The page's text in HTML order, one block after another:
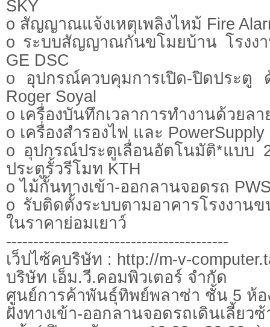
SKY
o สัญญาณแจ้งเหตุเพลิงไหม้ Fire
o ระบบสัญญาณกันขโมยบ้าน โรงง
GE DSC
o อุปกรณ์ควบคุมการเปิด-ปิดประตู
Roger Soyal
o เครื่องบันทึกเวลาการทำงานด้วยล
o เครื่องสำรองไฟ และ
o อุปกรณ์ประตูเลื่อนอัตโนมัติ*แบบ
ประตูรั้วรีโมท KTH
o ไม้กั้นทางเข้า-ออกลานจอดรถ
o รับติดตั้งระบบตามอาคารโรงงาน
ในราคาย่อมเยาว์
-----------------------------------------
เว็ปไซ้คบริษัท : http://m-v-
บริษัท เอ็ม.วี.คอมพิวเตอร์ จำกัด
ศูนย์การค้าพันธุ์ทิพย์พลาซ่า ชั้น 5 ห้อ
ฝั่งทางเข้า-ออกลานจอดรถเดินเลี้ยว